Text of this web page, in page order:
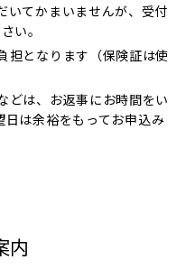
いてかまいませんが、受付
い。
担となります（保険証は使
どは、お返事にお時間をい
は余裕をもってお申込み
内